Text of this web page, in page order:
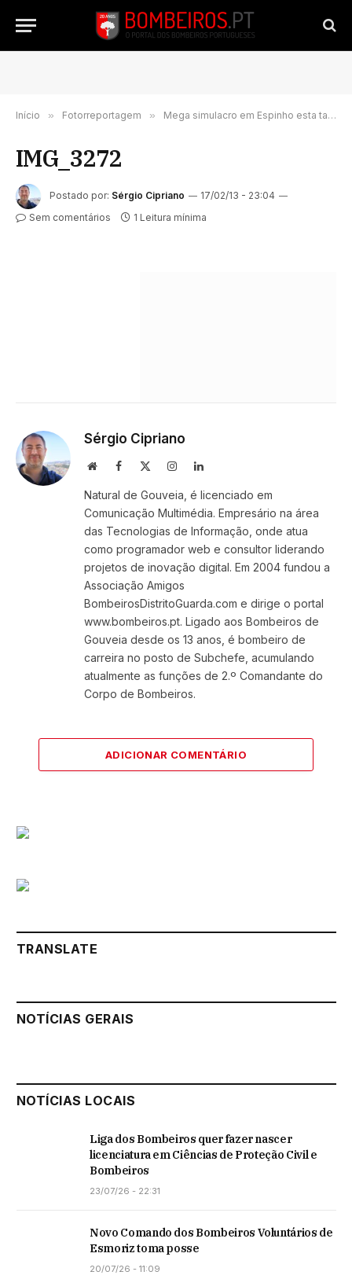
Início » Fotorreportagem » Mega simulacro em Espinho esta tarde (276 imagens)
IMG_3272
Postado por: Sérgio Cipriano
17/02/13 - 23:04
Sem comentários
1 Leitura mínima
Sérgio Cipriano
WebsiteFacebook InstagramLinkedIn
Natural de Gouveia, é licenciado em
Comunicação Multimédia. Empresário na área
das Tecnologias de Informação, onde atua
como programador web e consultor liderando
projetos de inovação digital. Em 2004 fundou a
Associação Amigos
BombeirosDistritoGuarda.com e dirige o portal
www.bombeiros.pt. Ligado aos Bombeiros de
Gouveia desde os 13 anos, é bombeiro de
carreira no posto de Subchefe, acumulando
atualmente as funções de 2.º Comandante do
Corpo de Bombeiros.
ADICIONAR COMENTÁRIO
TRANSLATE
NOTÍCIAS GERAIS
NOTÍCIAS LOCAIS
Liga dos Bombeiros quer fazer nascer
licenciatura em Ciências de Proteção Civil e
Bombeiros
23/07/26 - 22:31
Novo Comando dos Bombeiros Voluntários de
Esmoriz toma posse
20/07/26 - 11:09